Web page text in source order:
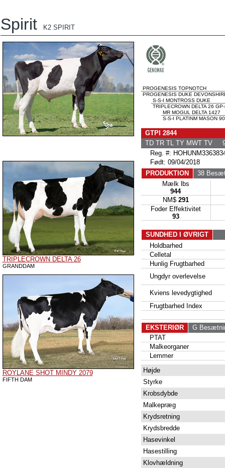
Spirit K2 SPIRIT
TRIPLECROWN DELTA 26
GRANDDAM
ROYLANE SHOT MINDY 2079
FIFTH DAM
PROGENESIS TOPNOTCH
PROGENESIS DUKE
S-S-I MONTROSS DUKE
TRIPLECROWN DELTA 26
MR MOGUL DELTA 1427
S-S-I PLATINM MASON
GTPI 2844
TD TR TL TY MWT TV
Reg. #:
Født: 09/04/2018
PRODUKTION
38
Mælk lbs
944
NM$ 291
Foder Effektivitet
93
SUNDHED I ØVRIGT
Holdbarhed
Celletal
Hunlig Frugtbarhed
Ungdyr overlevelse
Kviens levedygtighed
Frugtbarhed Index
EKSTERIØR
G
PTAT
Malkeorganer
Lemmer
Højde
Styrke
Krobsdybde
Malkepræg
Krydsretning
Krydsbredde
Hasevinkel
Hasestilling
Klovhældning